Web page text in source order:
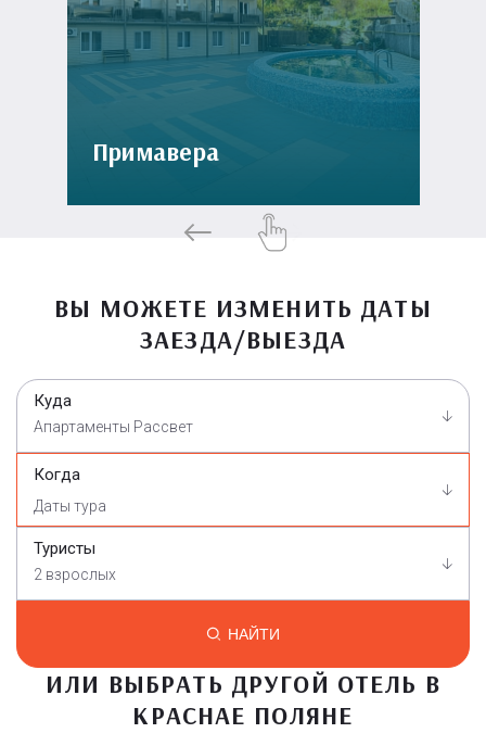
Примавера
ВЫ МОЖЕТЕ ИЗМЕНИТЬ ДАТЫ
ЗАЕЗДА/ВЫЕЗДА
Куда
Апартаменты Рассвет
Когда
Туристы
2 взрослых
НАЙТИ
ИЛИ ВЫБРАТЬ ДРУГОЙ ОТЕЛЬ В
КРАСНАЕ ПОЛЯНЕ